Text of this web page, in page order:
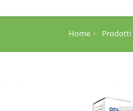
Home Prodotti